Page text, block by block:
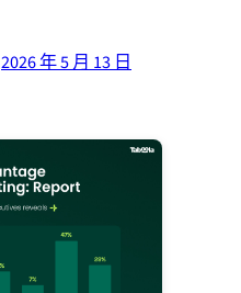
2026 年 5 月 13 日